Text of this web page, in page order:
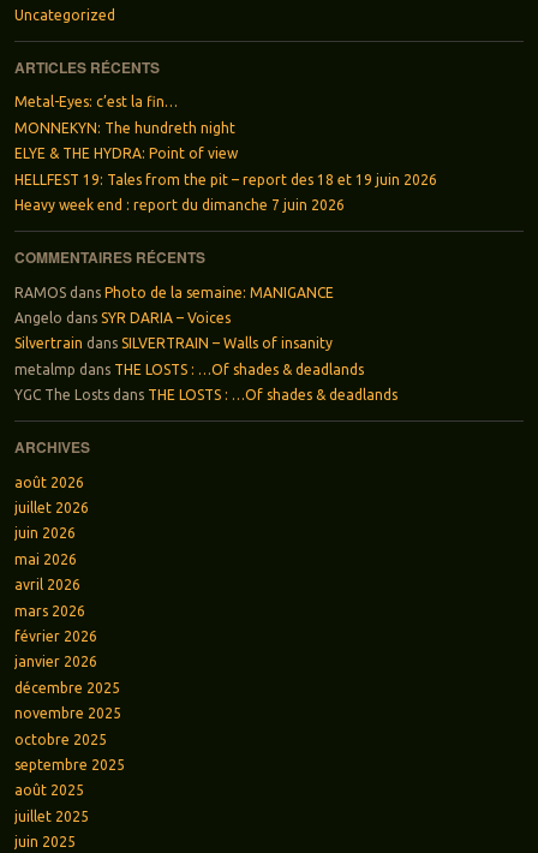
Uncategorized
ARTICLES RÉCENTS
Metal-Eyes: c’est la fin…
MONNEKYN: The hundreth night
ELYE & THE HYDRA: Point of view
HELLFEST 19: Tales from the pit – report des 18 et 19 juin 2026
Heavy week end : report du dimanche 7 juin 2026
COMMENTAIRES RÉCENTS
RAMOSdans Photo de la semaine: MANIGANCE
Angelo dans SYR DARIA – Voices
Silvertrain dans SILVERTRAIN – Walls of insanity
metalmp dans THE LOSTS : …Of shades & deadlands
YGC The Lostsdans THE LOSTS : …Of shades & deadlands
ARCHIVES
août 2026
juillet 2026
juin 2026
mai 2026
avril 2026
mars 2026
février 2026
janvier 2026
décembre 2025
novembre 2025
octobre 2025
septembre 2025
août 2025
juillet 2025
juin 2025